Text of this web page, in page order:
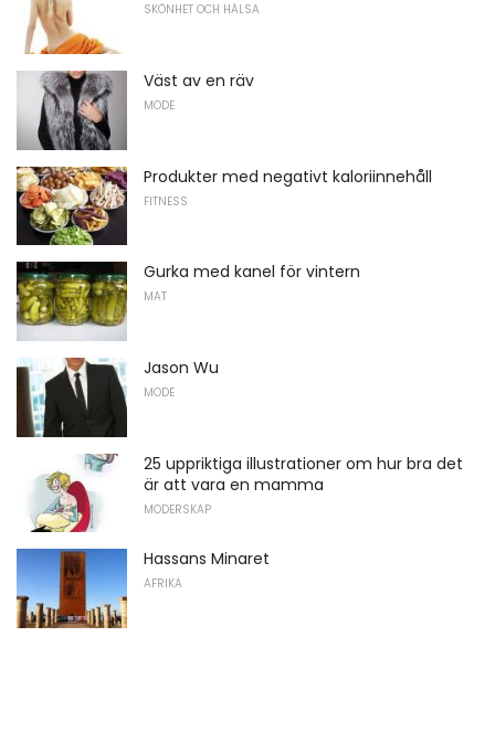
SKÖNHET OCH HÄLSA
Väst av en räv
MODE
Produkter med negativt kaloriinnehåll
FITNESS
Gurka med kanel för vintern
MAT
Jason Wu
MODE
25 uppriktiga illustrationer om hur bra det
är att vara en mamma
MODERSKAP
Hassans Minaret
AFRIKA